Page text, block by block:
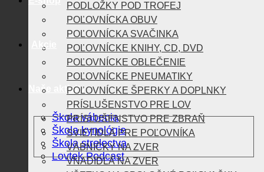
Akcie
Naše aktivity
Škola vábenia
Škola kynológie
Škola strelectva
Lovtek Podcast
PODLOŽKY POD TROFEJ
POĽOVNÍCKA OBUV
POĽOVNÍCKA SVAČINKA
POĽOVNÍCKE KNIHY, CD, DVD
POĽOVNÍCKE OBLEČENIE
POĽOVNÍCKE PNEUMATIKY
POĽOVNÍCKE ŠPERKY A DOPLNKY
PRÍSLUŠENSTVO PRE LOV
PRÍSLUŠENSTVO PRE ZBRAŇ
SVIETIDLÁ PRE POĽOVNÍKA
VÁBNIČKY NA ZVER
VNADIDLÁ NA ZVER